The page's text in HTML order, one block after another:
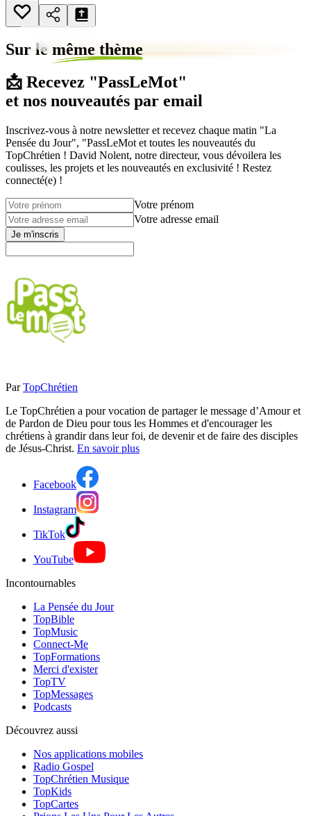
Sur le même thème
📩 Recevez "PassLeMot"
et nos nouveautés par email
Inscrivez-vous à notre newsletter et recevez chaque matin "La
Pensée du Jour", "PassLeMot et toutes les nouveautés du
TopChrétien ! David Nolent, notre directeur, vous dévoilera les
coulisses, les projets et les nouveautés en exclusivité ! Restez
connecté(e) !
Votre prénom
Votre adresse email
Je m'inscris
Par TopChrétien
Le TopChrétien a pour vocation de partager le message d’Amour et
de Pardon de Dieu pour tous les Hommes et d'encourager les
chrétiens à grandir dans leur foi, de devenir et de faire des disciples
de Jésus-Christ. En savoir plus
Facebook
Instagram
TikTok
YouTube
Incontournables
La Pensée du Jour
TopBible
TopMusic
Connect-Me
TopFormations
Merci d'exister
TopTV
TopMessages
Podcasts
Découvrez aussi
Nos applications mobiles
Radio Gospel
TopChrétien Musique
TopKids
TopCartes